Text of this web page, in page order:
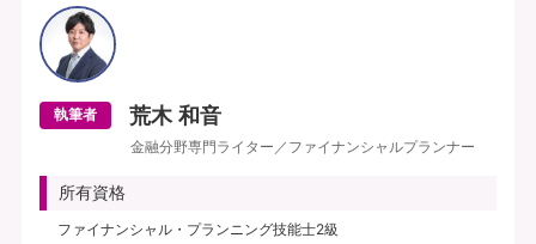
無料で相談予約
執筆者 荒木 和音
金融分野専門ライター／ファイナンシャルプランナー
所有資格
ファイナンシャル・プランニング技能士2級